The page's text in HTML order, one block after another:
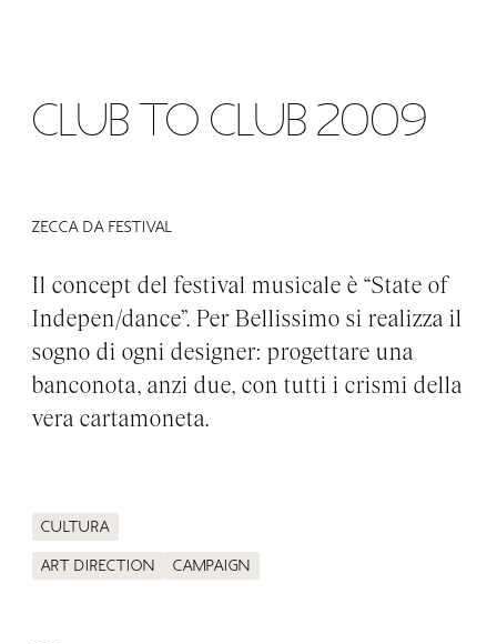
Club to Club 2009
Cultura
Art direction Campaign
Zecca da festival
Il concept del festival musicale è “State of
Indepen/dance”. Per Bellissimo si realizza il
sogno di ogni designer: progettare una
banconota, anzi due, con tutti i crismi della
vera cartamoneta.